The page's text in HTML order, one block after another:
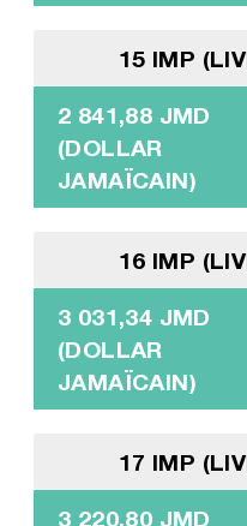
15 IMP
2 841,88 JMD
(DOLLAR
JAMAÏCAIN)
16 IMP
3 031,34 JMD
(DOLLAR
JAMAÏCAIN)
17 IMP
3 220,80 JMD